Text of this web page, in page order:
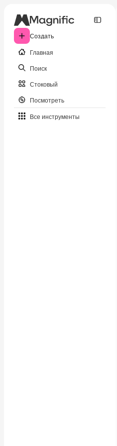
Создать
Главная
Поиск
Стоковый
Посмотреть
Все инструменты